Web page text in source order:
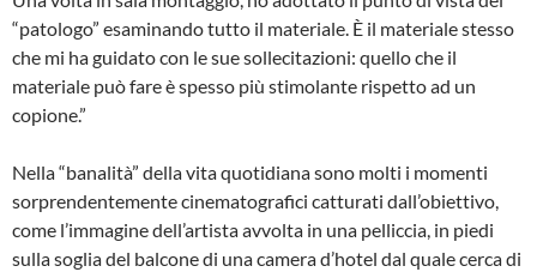
“patologo” esaminando tutto il materiale. È il materiale stesso
che mi ha guidato con le sue sollecitazioni: quello che il
materiale può fare è spesso più stimolante rispetto ad un
copione.”
Nella “banalità” della vita quotidiana sono molti i momenti
sorprendentemente cinematografici catturati dall’obiettivo,
come l’immagine dell’artista avvolta in una pelliccia, in piedi
sulla soglia del balcone di una camera d’hotel dal quale cerca di